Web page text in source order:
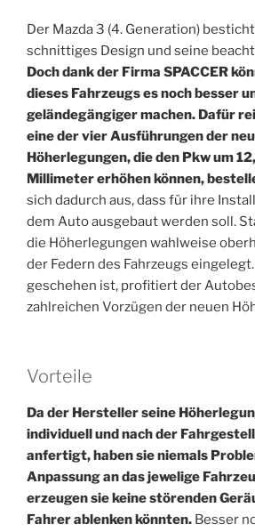
Der Mazda 3 (4. Generation)
schnittiges Design und seine
Doch dank der Firma SPACCER
dieses Fahrzeugs es noch besser
geländegängiger machen. Dafür
eine der vier Ausführungen der
Höherlegungen, die den Pkw um
Millimeter erhöhen können,
sich dadurch aus, dass für ihre
dem Auto ausgebaut werden soll.
die Höherlegungen wahlweise
der Federn des Fahrzeugs
geschehen ist, profitiert der
zahlreichen Vorzügen der neuen
Vorteile
Da der Hersteller seine
individuell und nach der
anfertigt, haben sie niemals
Anpassung an das jewelige
erzeugen sie keine störenden
Fahrer ablenken könnten. Besser